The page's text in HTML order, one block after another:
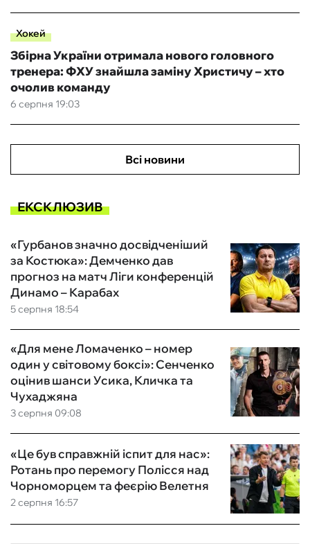
Хокей
6 серпня 19:03
Збірна України отримала нового головного
тренера: ФХУ знайшла заміну Христичу – хто
очолив команду
Всі новини
ЕКСКЛЮЗИВ
5 серпня 18:54
«Гурбанов значно досвідченіший
за Костюка»: Демченко дав
прогноз на матч Ліги конференцій
Динамо – Карабах
3 серпня 09:08
«Для мене Ломаченко – номер
один у світовому боксі»: Сенченко
оцінив шанси Усика, Кличка та
Чухаджяна
2 серпня 16:57
«Це був справжній іспит для нас»:
Ротань про перемогу Полісся над
Чорноморцем та феєрію Велетня